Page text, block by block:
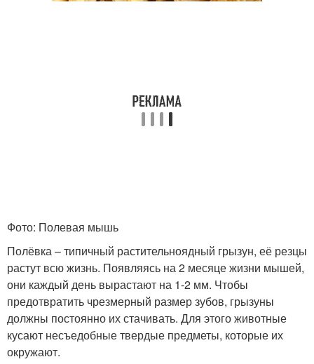
Фото: Полевая мышь
Полёвка – типичный растительноядный грызун, её резцы
растут всю жизнь. Появляясь на 2 месяце жизни мышей,
они каждый день вырастают на 1-2 мм. Чтобы
предотвратить чрезмерный размер зубов, грызуны
должны постоянно их стачивать. Для этого животные
кусают несъедобные твердые предметы, которые их
окружают.